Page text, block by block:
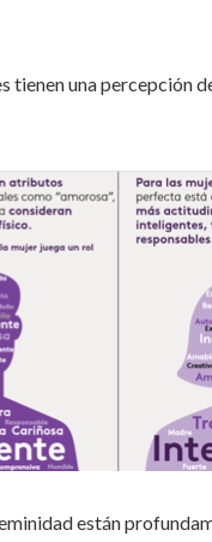
tienen una percepción
están